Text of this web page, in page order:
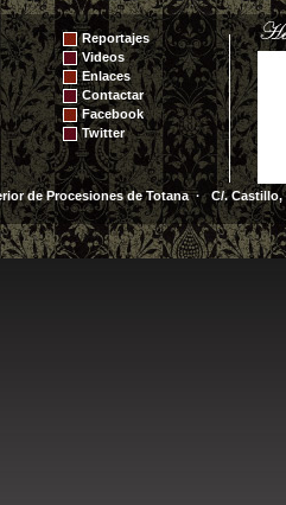
Reportajes
Videos
Enlaces
Contactar
Facebook
Twitter
de Procesiones de Totana · C/. Castillo,